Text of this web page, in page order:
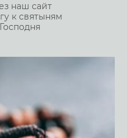
наш сайт
к святыням